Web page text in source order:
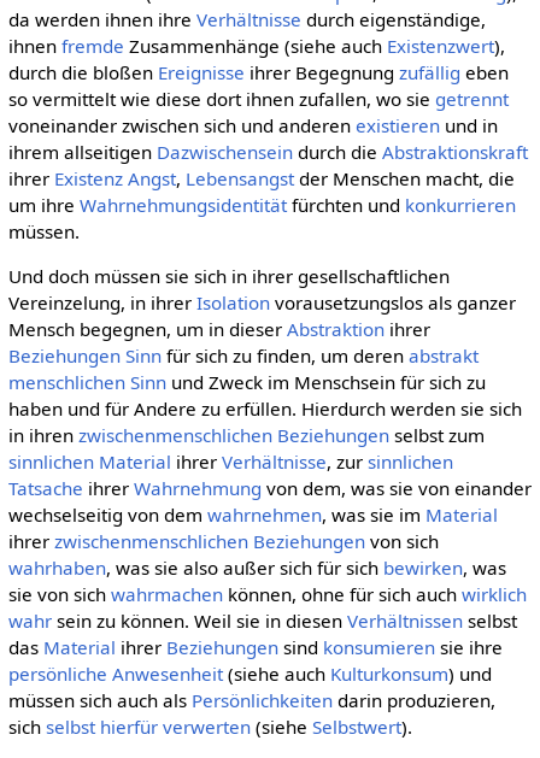
da werden ihnen ihre Verhältnisse durch eigenständige,
ihnen fremde Zusammenhänge (siehe auch Existenzwert),
durch die bloßen Ereignisse ihrer Begegnung zufällig eben
so vermittelt wie diese dort ihnen zufallen, wo sie getrennt
voneinander zwischen sich und anderen existierenund in
ihrem allseitigen Dazwischenseindurch die Abstraktionskraft
ihrer Existenz Angst, Lebensangstder Menschen macht, die
um ihre Wahrnehmungsidentitätfürchten und konkurrieren
müssen.
Und doch müssen sie sich in ihrer gesellschaftlichen
Vereinzelung, in ihrer Isolationvorausetzungslos als ganzer
Mensch begegnen, um in dieser Abstraktionihrer
Beziehungen Sinnfür sich zu finden, um deren abstrakt
menschlichen Sinnund Zweck im Menschsein für sich zu
haben und für Andere zu erfüllen. Hierdurch werden sie sich
in ihren zwischenmenschlichen Beziehungenselbst zum
sinnlichen Material ihrer Verhältnisse, zur sinnlichen
Tatsache ihrer Wahrnehmung von dem, was sie von einander
wechselseitig von dem wahrnehmen, was sie im Material
ihrer zwischenmenschlichen Beziehungenvon sich
wahrhaben, was sie also außer sich für sich bewirken, was
sie von sich wahrmachenkönnen, ohne für sich auch wirklich
wahrsein zu können. Weil sie in diesen Verhältnissenselbst
das Material ihrer Beziehungensind konsumierensie ihre
persönliche Anwesenheit(siehe auch Kulturkonsum) und
müssen sich auch als Persönlichkeitendarin produzieren,
sich selbst hierfür verwerten(siehe Selbstwert).